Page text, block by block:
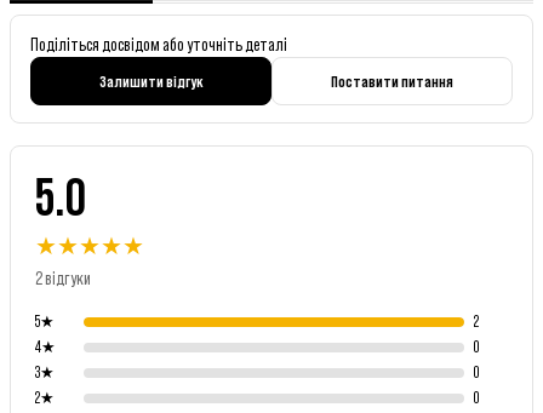
Поділіться досвідом або уточніть деталі
Залишити відгук Поставити питання
5.0
★★★★★
2 відгуки
5★
2
4★
0
3★
0
2★
0